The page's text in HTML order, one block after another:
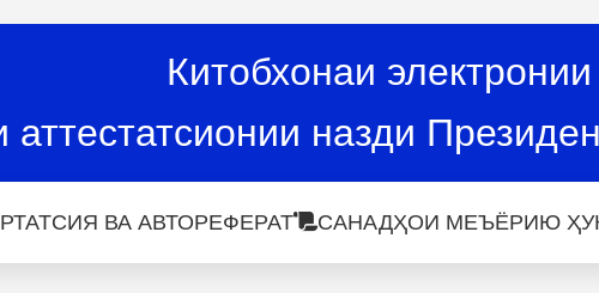
Китобхонаи электронии
назди
ВА АВТОРЕФЕРАТ САНАДҲОИ МЕЪЁРИЮ